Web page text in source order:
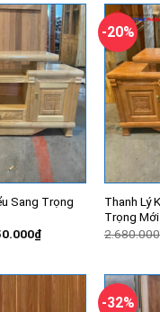
2.700.000₫.
Sang Trọng
₫Giá
hiện
2.150.000₫.
-20%
Thanh Lý
Trọng
2.680.000
-32%